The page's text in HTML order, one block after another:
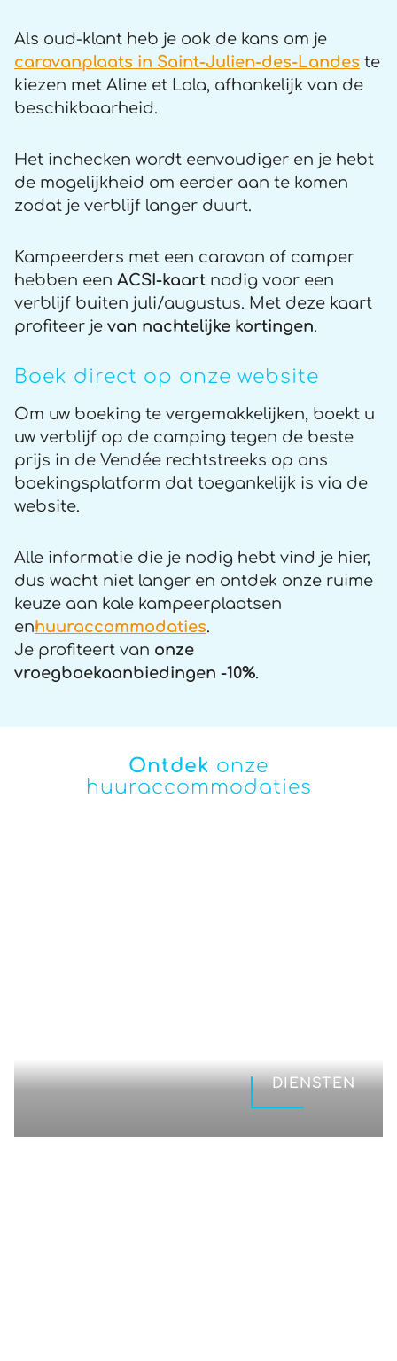
Als oud-klant heb je ook de kans om je
caravanplaats in Saint-Julien-des-Landes te
kiezen met Aline et Lola, afhankelijk van de
beschikbaarheid.
Het inchecken wordt eenvoudiger en je hebt
de mogelijkheid om eerder aan te komen
zodat je verblijf langer duurt.
Kampeerders met een caravan of camper
hebben een ACSI-kaart nodig voor een
verblijf buiten juli/augustus. Met deze kaart
profiteer je van nachtelijke kortingen.
Boek direct op onze website
Om uw boeking te vergemakkelijken, boekt u
uw verblijf op de camping tegen de beste
prijs in de Vendée rechtstreeks op ons
boekingsplatform dat toegankelijk is via de
website.
Alle informatie die je nodig hebt vind je hier,
dus wacht niet langer en ontdek onze ruime
keuze aan kale kampeerplaatsen
enhuuraccommodaties.
Je profiteert van onze
vroegboekaanbiedingen -10%.
Ontdek onze
huuraccommodaties
DIENSTEN